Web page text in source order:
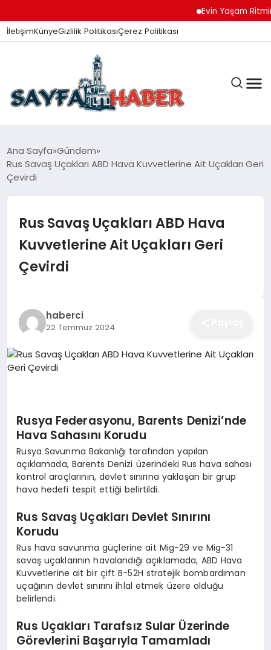
Evin Yaşam Ritmini
İletişimKünyeGizlilik PolitikasıÇerez Politikası
ANA SAYFA
GÜNDEM
İZMIR HABERLERI
EKONOMI
SAĞLIK
SPOR
YAŞAM
Ana Sayfa Gündem
Rus Savaş Uçakları ABD Hava Kuvvetlerine Ait Uçakları Geri
Çevirdi
Rus Savaş Uçakları ABD Hava
Kuvvetlerine Ait Uçakları Geri
Çevirdi
haberci
22 Temmuz 2024
Rusya Federasyonu, Barents Denizi’nde
Hava Sahasını Korudu
Rusya Savunma Bakanlığı tarafından yapılan
açıklamada, Barents Denizi üzerindeki Rus hava sahası
kontrol araçlarının, devlet sınırına yaklaşan bir grup
hava hedefi tespit ettiği belirtildi.
Rus Savaş Uçakları Devlet Sınırını
Korudu
Rus hava savunma güçlerine ait Mig-29 ve Mig-31
savaş uçaklarının havalandığı açıklamada, ABD Hava
Kuvvetlerine ait bir çift B-52H stratejik bombardıman
uçağının devlet sınırını ihlal etmek üzere olduğu
belirlendi.
Rus Uçakları Tarafsız Sular Üzerinde
Görevlerini Başarıyla Tamamladı